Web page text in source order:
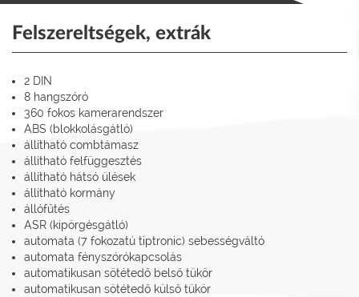
Felszereltségek, extrák
2 DIN
8 hangszóró
360 fokos kamerarendszer
ABS (blokkolásgátló)
állítható combtámasz
állítható felfüggesztés
állítható hátsó ülések
állítható kormány
állófűtés
ASR (kipörgésgátló)
automata (7 fokozatú tiptronic) sebességváltó
automata fényszórókapcsolás
automatikusan sötétedő belső tükör
automatikusan sötétedő külső tükör